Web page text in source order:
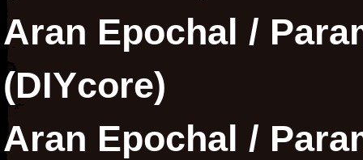
Aran Epochal /
(DIYcore)
Aran Epochal /